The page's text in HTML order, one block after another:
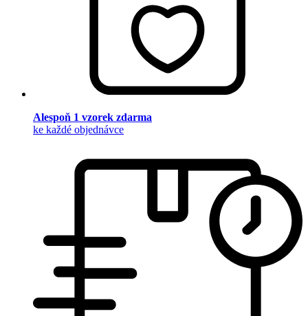
Alespoň 1 vzorek zdarma
ke každé objednávce